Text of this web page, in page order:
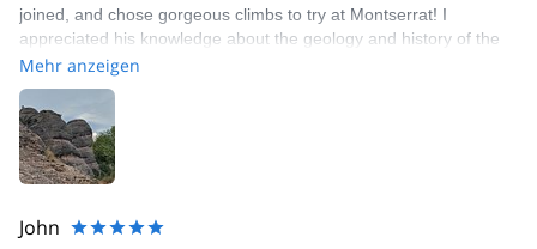
joined, and chose gorgeous climbs to try at Montserrat! I
appreciated his knowledge about the geology and history of the
hermitages. We had a beautiful day.
Mehr anzeigen
John